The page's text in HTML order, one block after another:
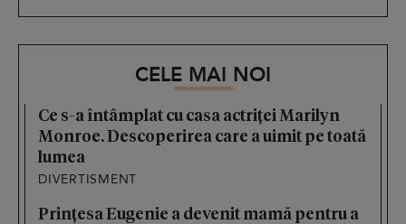
CELE MAI NOI
Ce s-a întâmplat cu casa actriței Marilyn
Monroe. Descoperirea care a uimit pe toată
lumea
DIVERTISMENT
Prințesa Eugenie a devenit mamă pentru a